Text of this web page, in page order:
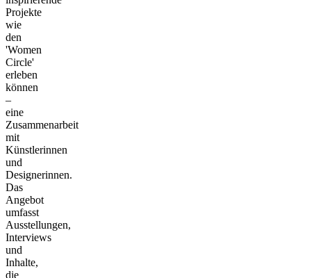
Projekte
wie
den
'Women
Circle'
erleben
können
–
eine
Zusammenarbeit
mit
Künstlerinnen
und
Designerinnen.
Das
Angebot
umfasst
Ausstellungen,
Interviews
und
Inhalte,
die